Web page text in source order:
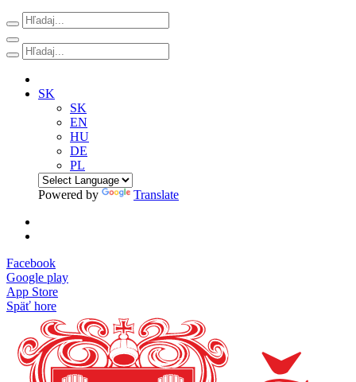
SK
SK
EN
HU
DE
PL
Powered by Translate
Facebook
Google play
App Store
Späť hore